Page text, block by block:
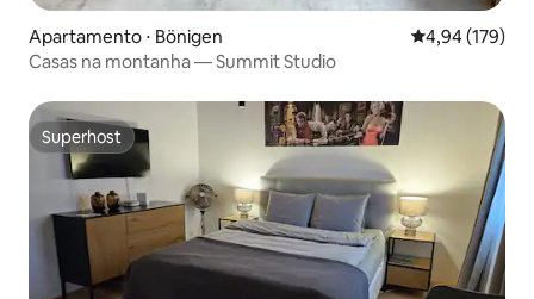
Apartamento ⋅ Bönigen 4,94 de uma
4,94 (179)
Casas na montanha — Summit Studio
Superhost
Superhost